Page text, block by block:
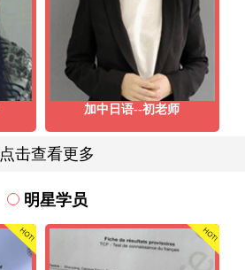
加中日语--初老师
点击查看更多
明星学员